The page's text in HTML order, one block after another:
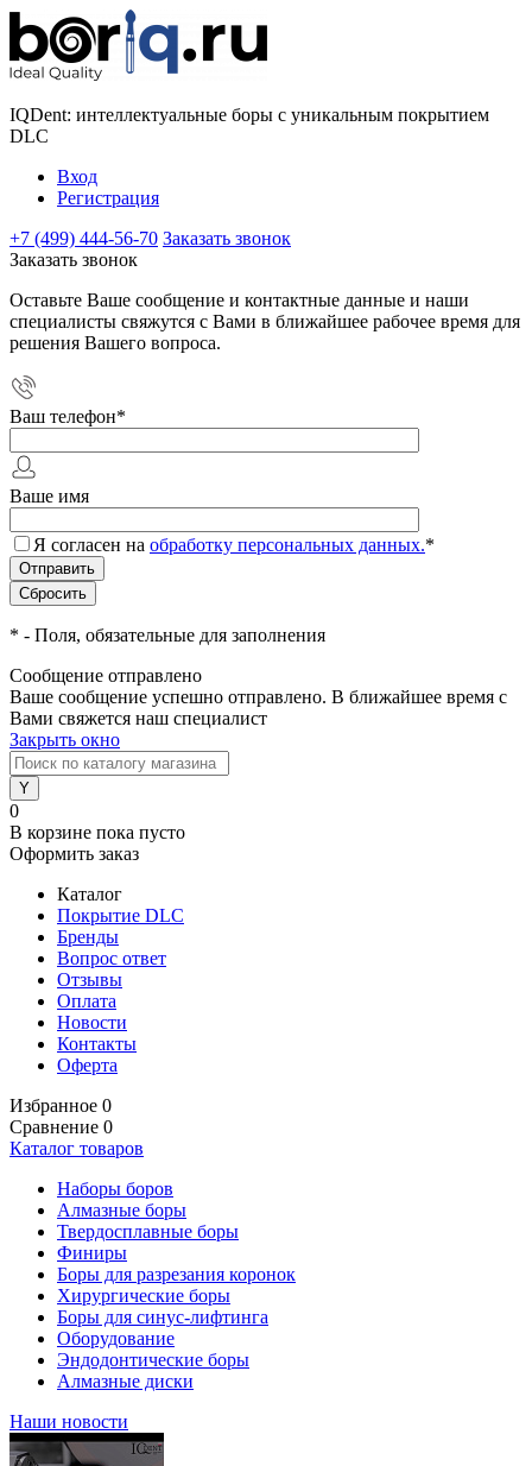
IQDent: интеллектуальные боры с уникальным покрытием
DLC
Вход
Регистрация
+7 (499) 444-56-70 Заказать звонок
Заказать звонок
Оставьте Ваше сообщение и контактные данные и наши
специалисты свяжутся с Вами в ближайшее рабочее время для
решения Вашего вопроса.
Ваш телефон*
Ваше имя
Я согласен на обработку персональных данных.*
* - Поля, обязательные для заполнения
Сообщение отправлено
Ваше сообщение успешно отправлено. В ближайшее время с
Вами свяжется наш специалист
Закрыть окно
0
В корзине пока пусто
Оформить заказ
Каталог
Покрытие DLC
Бренды
Вопрос ответ
Отзывы
Оплата
Новости
Контакты
Оферта
Избранное 0
Сравнение 0
Каталог товаров
Наборы боров
Алмазные боры
Твердосплавные боры
Финиры
Боры для разрезания коронок
Хирургические боры
Боры для синус-лифтинга
Оборудование
Эндодонтические боры
Алмазные диски
Наши новости